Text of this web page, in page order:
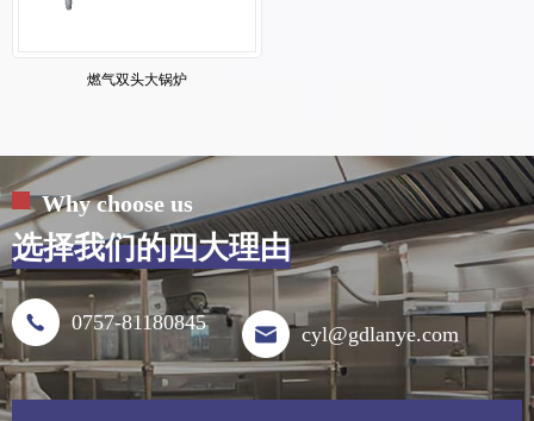
燃气双头大锅炉
Why choose us
选择我们的四大理由
0757-81180845 cyl@gdlanye.com